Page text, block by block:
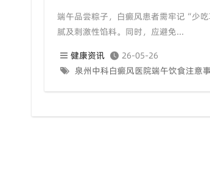
端午品尝粽子，白癜风患者需牢记“少
腻及刺激性馅料。同时，应避免...
健康资讯
26-05-26
泉州中科白癜风医院端午饮食注意